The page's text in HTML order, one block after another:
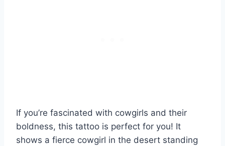
If you’re fascinated with cowgirls and their
boldness, this tattoo is perfect for you! It
shows a fierce cowgirl in the desert standing